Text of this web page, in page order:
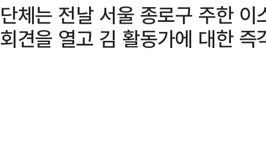
단체는 전날 서울 종로구 주한
회견을 열고 김 활동가에 대한